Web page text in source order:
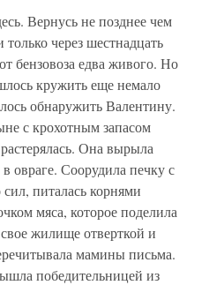
Вернусь не позднее чем
через шестнадцать
бензовоза едва живого. Но
кружить еще немало
обнаружить Валентину.
с крохотным запасом
Она вырыла
овраге. Соорудила печку с
питалась корнями
мяса, которое поделила
жилище отверткой и
мамины письма.
победительницей из